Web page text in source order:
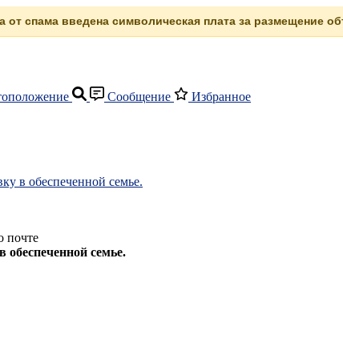
спама введена символическая плата за размещение
Сообщение Избранное
в обеспеченной семье.
почте
семье.